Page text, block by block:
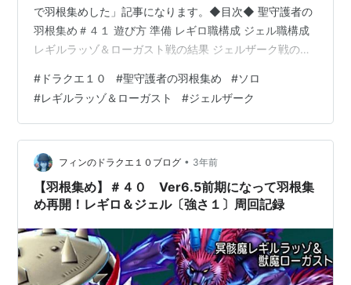
で羽根集めした」記事になります。◆目次◆ 聖守護者の
羽根集め＃４１ 遊び方 準備 レギロ職構成 ジェル職構成
レギルラッゾ＆ローガスト戦の結果 ジェルザーク戦の結
素材集めをします ・レギロ・ジェル〔強さ１〕を同じサ
ポで攻略したい ・サポは自分のキャラを雇います ・料理
やわたあめは使用しませんが直前に遊んでいたコンテン
ツ等により効果が残っている場合があります 準備
dq10.blog-finn0219.com ↑ 装備構成やコンセプトなど
詳…
# ドラクエ１０ #聖守護者の羽根集め #ソロ
#レギルラッゾ＆ローガスト #ジェルザーク
フィンのドラクエ１０ブログ • 3年前
【羽根集め】＃４０ Ver6.5前期になって羽根集
め再開！レギロ＆ジェル〔強さ１〕周回記録